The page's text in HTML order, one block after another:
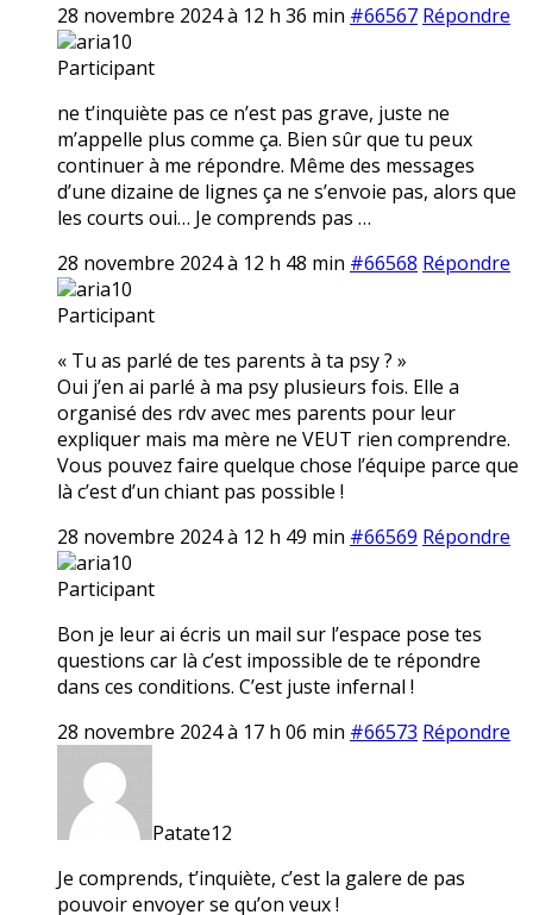
28 novembre 2024 à 12 h 36 min #66567 Répondre
aria10
Participant
ne t’inquiète pas ce n’est pas grave, juste ne
m’appelle plus comme ça. Bien sûr que tu peux
continuer à me répondre. Même des messages
d’une dizaine de lignes ça ne s’envoie pas, alors que
les courts oui… Je comprends pas …
28 novembre 2024 à 12 h 48 min #66568 Répondre
aria10
Participant
« Tu as parlé de tes parents à ta psy ? »
Oui j’en ai parlé à ma psy plusieurs fois. Elle a
organisé des rdv avec mes parents pour leur
expliquer mais ma mère ne VEUT rien comprendre.
Vous pouvez faire quelque chose l’équipe parce que
là c’est d’un chiant pas possible !
28 novembre 2024 à 12 h 49 min #66569 Répondre
aria10
Participant
Bon je leur ai écris un mail sur l’espace pose tes
questions car là c’est impossible de te répondre
dans ces conditions. C’est juste infernal !
28 novembre 2024 à 17 h 06 min #66573 Répondre
Patate12
Je comprends, t’inquiète, c’est la galere de pas
pouvoir envoyer se qu’on veux !